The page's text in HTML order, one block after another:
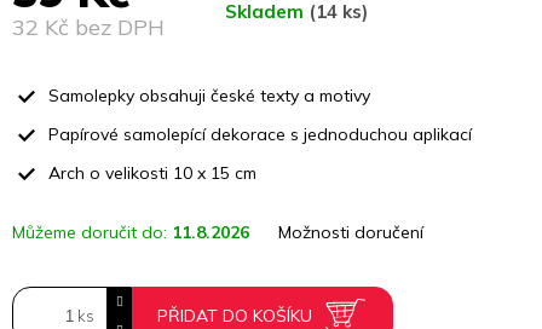
32 Kč bez DPH
cena:
Skladem (14 ks)
Můžeme doručit do: 11.8.2026 Možnosti doručení
PŘIDAT DO KOŠÍKU
Samolepky obsahuji české texty a motivy
Papírové samolepící dekorace s jednoduchou aplikací
Arch o velikosti 10 x 15 cm